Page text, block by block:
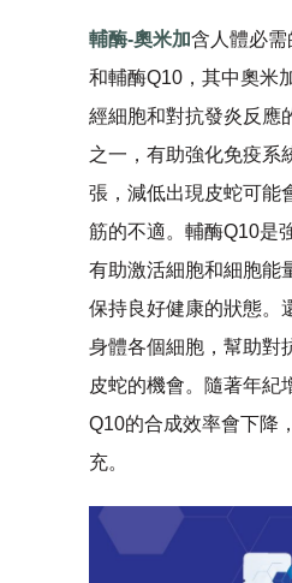
輔酶-奧米加含人體必需
和輔酶Q10，其中奧米
經細胞和對抗發炎反應
之一，有助強化免疫系
張，減低出現皮蛇可能
筋的不適。輔酶Q10是
有助激活細胞和細胞能
保持良好健康的狀態。
身體各個細胞，幫助對
皮蛇的機會。隨著年紀
Q10的合成效率會下降
充。